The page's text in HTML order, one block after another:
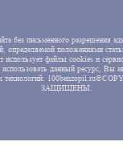
без письменного разрешения
определяемой положениями
использует файлы cookies и
данный ресурс, Вы
технологий.
ЗАЩИЩЕНЫ.